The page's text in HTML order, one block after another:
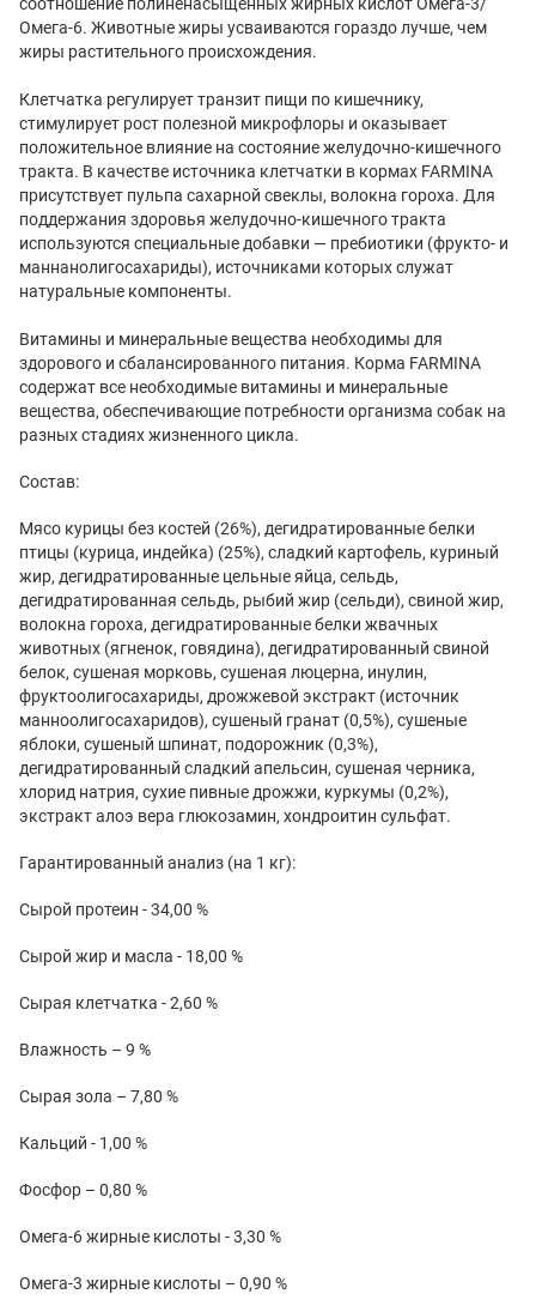
Омега-6. Животные жиры усваиваются гораздо лучше, чем
жиры растительного происхождения.
Клетчатка регулирует транзит пищи по кишечнику,
стимулирует рост полезной микрофлоры и оказывает
положительное влияние на состояние желудочно-кишечного
тракта. В качестве источника клетчатки в кормах FARMINA
присутствует пульпа сахарной свеклы, волокна гороха. Для
поддержания здоровья желудочно-кишечного тракта
используются специальные добавки — пребиотики (фрукто- и
маннанолигосахариды), источниками которых служат
натуральные компоненты.
Витамины и минеральные вещества необходимы для
здорового и сбалансированного питания. Корма FARMINA
содержат все необходимые витамины и минеральные
вещества, обеспечивающие потребности организма собак на
разных стадиях жизненного цикла.
Состав:
Мясо курицы без костей (26%), дегидратированные белки
птицы (курица, индейка) (25%), сладкий картофель, куриный
жир, дегидратированные цельные яйца, сельдь,
дегидратированная сельдь, рыбий жир (сельди), свиной жир,
волокна гороха, дегидратированные белки жвачных
животных (ягненок, говядина), дегидратированный свиной
белок, сушеная морковь, сушеная люцерна, инулин,
фруктоолигосахариды, дрожжевой экстракт (источник
маннoолигосахаридов), сушеный гранат (0,5%), сушеные
яблоки, сушеный шпинат, подорожник (0,3%),
дегидратированный сладкий апельсин, сушеная черника,
хлорид натрия, сухие пивные дрожжи, куркумы (0,2%),
экстракт алоэ вера глюкозамин, хондроитин сульфат.
Гарантированный анализ (на 1 кг):
Сырой протеин - 34,00 %
Сырой жир и масла - 18,00 %
Сырая клетчатка - 2,60 %
Влажность – 9 %
Сырая зола – 7,80 %
Кальций - 1,00 %
Фосфор – 0,80 %
Омега‐6 жирные кислоты - 3,30 %
Омега‐3 жирные кислоты – 0,90 %